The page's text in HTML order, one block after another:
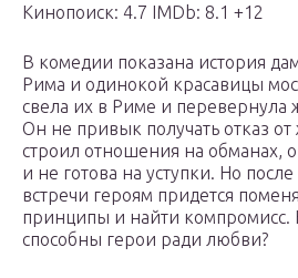
Кинопоиск: 4.7 IMDb: 8.1 +12
В комедии показана история
Рима и одинокой красавицы
свела их в Риме и перевернула
Он не привык получать отказ
строил отношения на обманах,
и не готова на уступки. Но
встречи героям придется
принципы и найти компромисс.
способны герои ради любви?